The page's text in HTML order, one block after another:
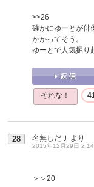
>>26
確かにゆーとが俳
かかってそう。
ゆーとで人気掘り
それな！
28 名無しだＪ より
2015年12月29日
＞＞20